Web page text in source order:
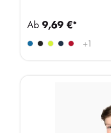
+1
Ab 9,69 €*